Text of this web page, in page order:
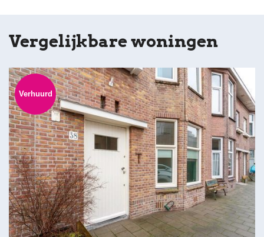
Vergelijkbare woningen
Verhuurd